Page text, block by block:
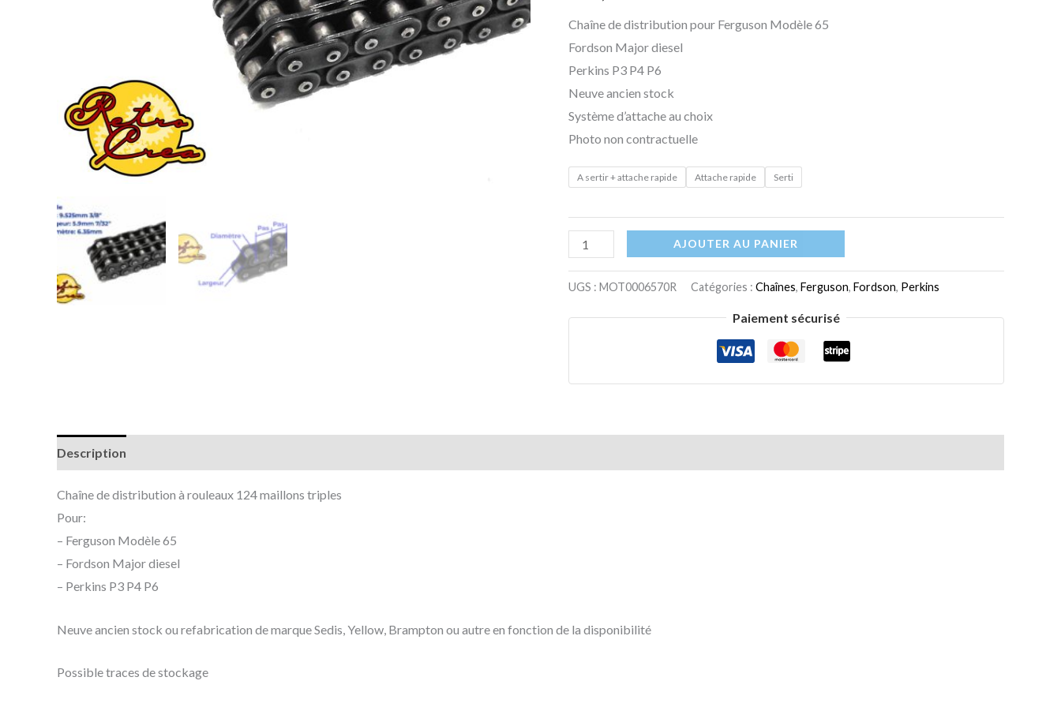
Chaîne de distribution pour Ferguson Modèle 65
Fordson Major diesel
Perkins P3 P4 P6
Neuve ancien stock
Système d’attache au choix
Photo non contractuelle
A sertir + attache rapide Attache rapide Serti
9,525mm
x
5,9mm
x
6,35mm
AJOUTER AU PANIER
UGS : MOT0006570R Catégories : Chaînes, Ferguson, Fordson, Perkins
Paiement sécurisé
Description
Chaîne de distribution à rouleaux 124 maillons triples
Pour:
– Ferguson Modèle 65
– Fordson Major diesel
– Perkins P3 P4 P6
Neuve ancien stock ou refabrication de marque Sedis, Yellow, Brampton ou autre en fonction de la disponibilité
Possible traces de stockage